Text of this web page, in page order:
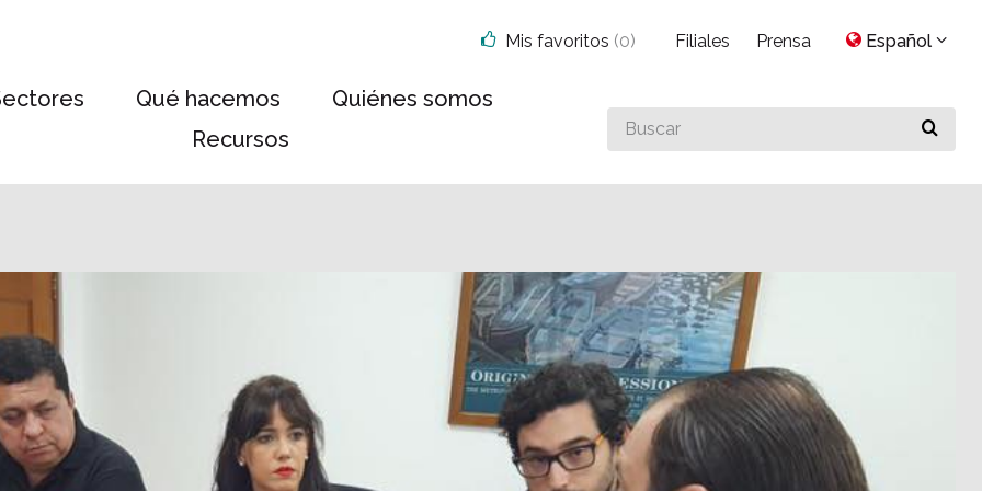
Qué hacemos
Quiénes somos
Recursos
Buscar
algo
Mis favoritos (0) Filiales Prensa Español